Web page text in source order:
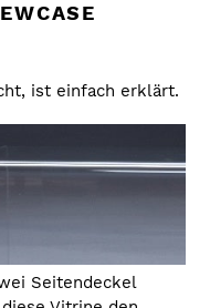
ist einfach erklärt.
Seitendeckel